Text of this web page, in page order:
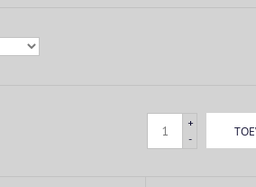
+
-